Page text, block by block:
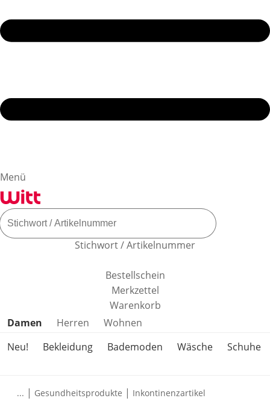
Menü
Stichwort / Artikelnummer
Bestellschein
Merkzettel
Warenkorb
Produktkategorien überspringen
Damen Herren
Wohnen
Neu!
Bekleidung Bademoden Wäsche Schuhe
... | Gesundheitsprodukte | Inkontinenzartikel